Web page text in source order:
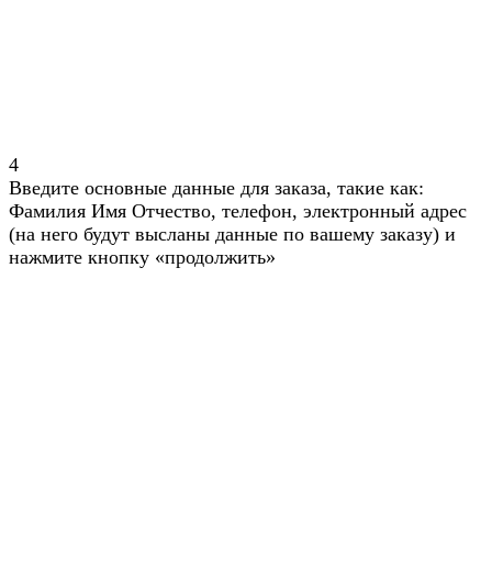
4
Введите основные данные для заказа, такие как:
Фамилия Имя Отчество, телефон, электронный адрес
(на него будут высланы данные по вашему заказу) и
нажмите кнопку «продолжить»